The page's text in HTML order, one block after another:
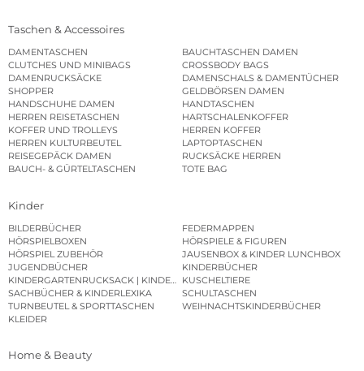
Taschen & Accessoires
DAMENTASCHEN
BAUCHTASCHEN DAMEN
CLUTCHES UND MINIBAGS
CROSSBODY BAGS
DAMENRUCKSÄCKE
DAMENSCHALS & DAMENTÜCHER
SHOPPER
GELDBÖRSEN DAMEN
HANDSCHUHE DAMEN
HANDTASCHEN
HERREN REISETASCHEN
HARTSCHALENKOFFER
KOFFER UND TROLLEYS
HERREN KOFFER
HERREN KULTURBEUTEL
LAPTOPTASCHEN
REISEGEPÄCK DAMEN
RUCKSÄCKE HERREN
BAUCH- & GÜRTELTASCHEN
TOTE BAG
Kinder
BILDERBÜCHER
FEDERMAPPEN
HÖRSPIELBOXEN
HÖRSPIELE & FIGUREN
HÖRSPIEL ZUBEHÖR
JAUSENBOX & KINDER LUNCHBOX
JUGENDBÜCHER
KINDERBÜCHER
KINDERGARTENRUCKSACK | KINDERGARTENBEUTEL
KUSCHELTIERE
SACHBÜCHER & KINDERLEXIKA
SCHULTASCHEN
TURNBEUTEL & SPORTTASCHEN
WEIHNACHTSKINDERBÜCHER
KLEIDER
Home & Beauty